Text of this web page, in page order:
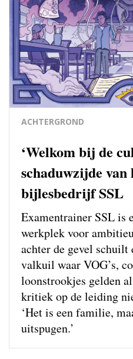
ACHTERGROND
‘Welkom bij de
schaduwzijde
bijlesbedrijf SSL
Examentrainer SSL is
werkplek voor
achter de gevel
valkuil waar VOG’s,
loonstrookjes gelden
kritiek op de leiding
‘Het is een familie,
uitspugen.’